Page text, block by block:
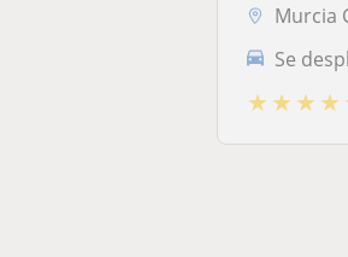
Murcia
Se
★ ★ ★ ★